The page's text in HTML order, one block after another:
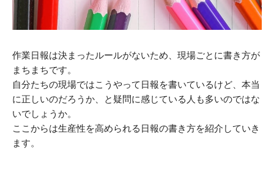
作業日報は決まったルールがないため、現場ごとに書き方が
まちまちです。
自分たちの現場ではこうやって日報を書いているけど、本当
に正しいのだろうか、と疑問に感じている人も多いのではな
いでしょうか。
ここからは生産性を高められる日報の書き方を紹介していき
ます。